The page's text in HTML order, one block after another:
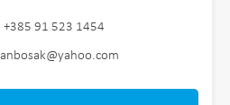
+385 91 523 1454